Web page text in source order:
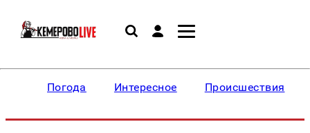
Погода Интересное Происшествия